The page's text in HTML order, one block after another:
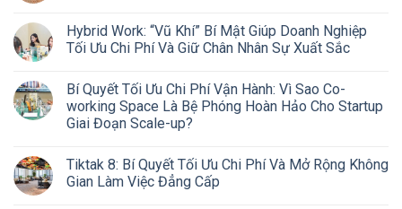
Hybrid Work: “Vũ Khí” Bí Mật Giúp Doanh Nghiệp
Tối Ưu Chi Phí Và Giữ Chân Nhân Sự Xuất Sắc
Bí Quyết Tối Ưu Chi Phí Vận Hành: Vì Sao Co-
working Space Là Bệ Phóng Hoàn Hảo Cho Startup
Giai Đoạn Scale-up?
Tiktak 8: Bí Quyết Tối Ưu Chi Phí Và Mở Rộng Không
Gian Làm Việc Đẳng Cấp